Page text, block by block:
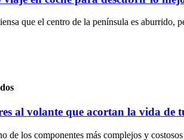
que el centro de la península es aburrido,
al volante que acortan la vida de
de los componentes más complejos y